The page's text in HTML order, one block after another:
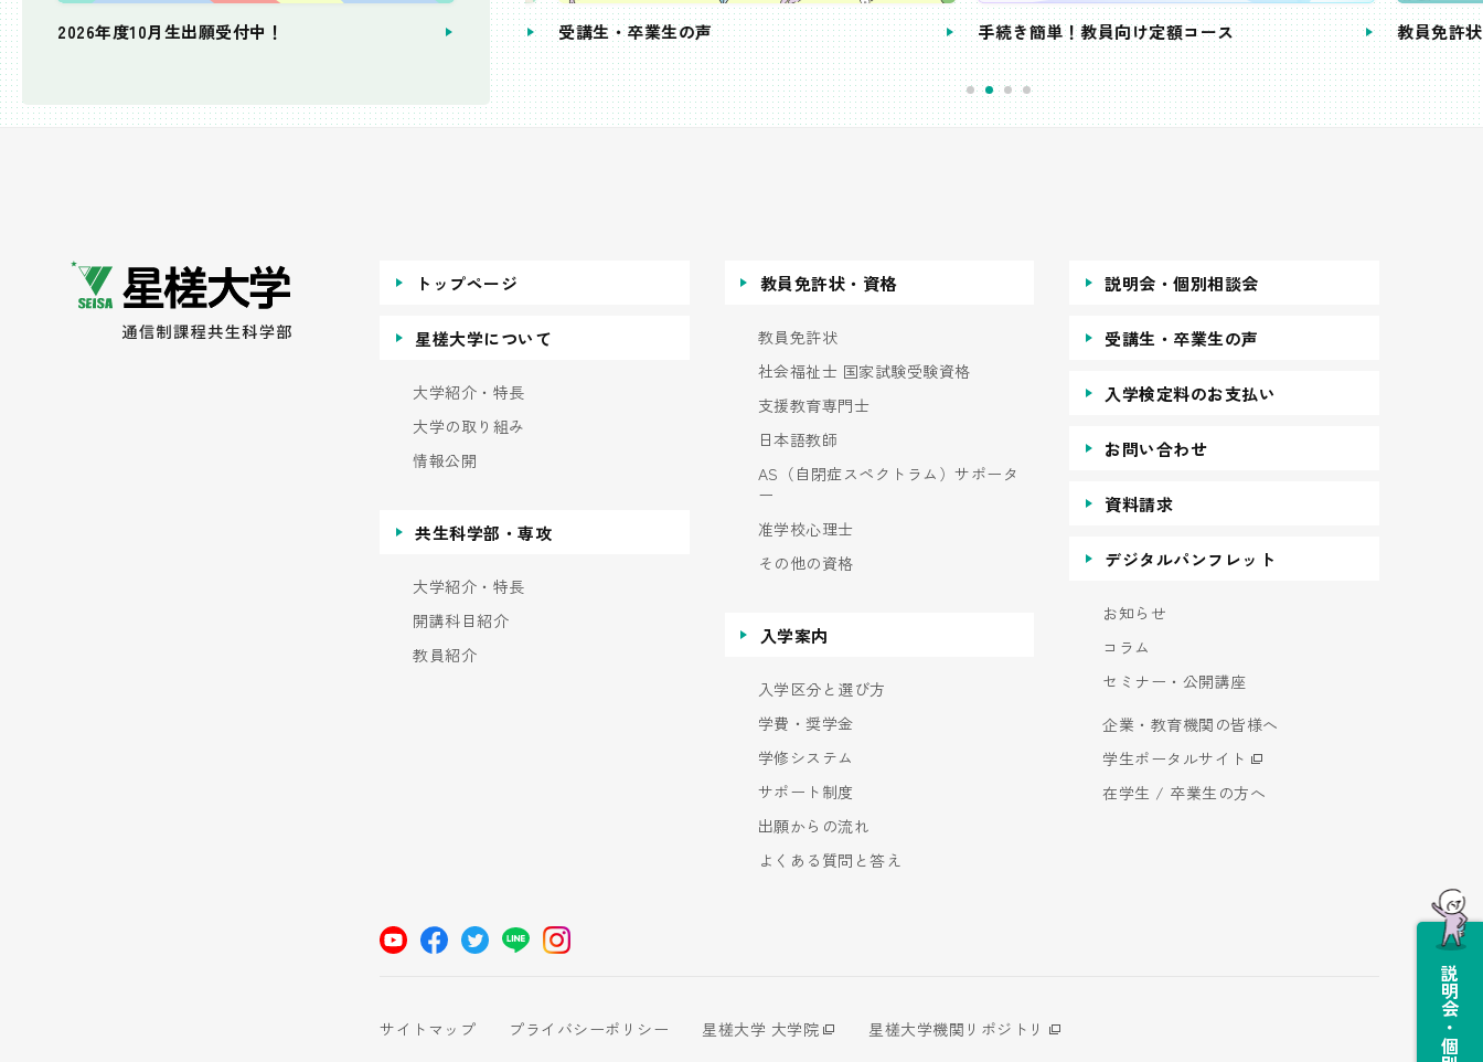
2026年度10月生出願受付中！
個別相談会 受講生・卒業生の声 手続き簡単！教員向け定額コース 教員免許状が
トップページ
星槎大学について
大学紹介・特長
大学の取り組み
情報公開
共生科学部・専攻
大学紹介・特長
開講科目紹介
教員紹介
教員免許状・資格
教員免許状
社会福祉士 国家試験受験資格
支援教育専門士
日本語教師
AS（自閉症スペクトラム）サポータ
ー
准学校心理士
その他の資格
入学案内
入学区分と選び方
学費・奨学金
学修システム
サポート制度
出願からの流れ
よくある質問と答え
説明会・個別相談会
受講生・卒業生の声
入学検定料のお支払い
お問い合わせ
資料請求
デジタルパンフレット
お知らせ
コラム
セミナー・公開講座
企業・教育機関の皆様へ
学生ポータルサイト
在学生 / 卒業生の方へ
サイトマップ プライバシーポリシー 星槎大学 大学院
星槎大学機関リポジトリ